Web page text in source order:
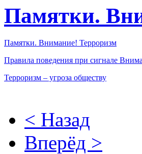
Памятки.
Памятки. Внимание! Терроризм
Правила поведения при сигнале
Терроризм – угроза обществу
< Назад
Вперёд >